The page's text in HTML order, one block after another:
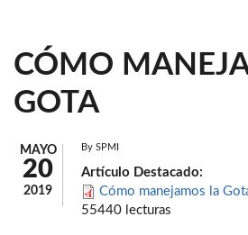
CÓMO
GOTA
MAYO
20
2019
By SPMI
Artículo Destacado:
Cómo manejamos la
55440 lecturas